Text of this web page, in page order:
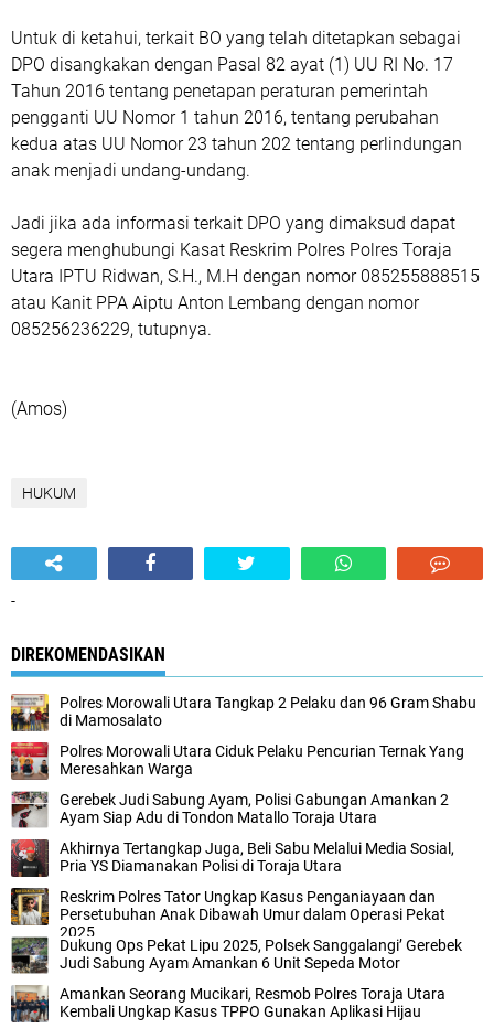
Untuk di ketahui, terkait BO yang telah ditetapkan sebagai
DPO disangkakan dengan Pasal 82 ayat (1) UU RI No. 17
Tahun 2016 tentang penetapan peraturan pemerintah
pengganti UU Nomor 1 tahun 2016, tentang perubahan
kedua atas UU Nomor 23 tahun 202 tentang perlindungan
anak menjadi undang-undang.
Jadi jika ada informasi terkait DPO yang dimaksud dapat
segera menghubungi Kasat Reskrim Polres Polres Toraja
Utara IPTU Ridwan, S.H., M.H dengan nomor 085255888515
atau Kanit PPA Aiptu Anton Lembang dengan nomor
085256236229, tutupnya.
(Amos)
HUKUM
-
DIREKOMENDASIKAN
Polres Morowali Utara Tangkap 2 Pelaku dan 96 Gram Shabu
di Mamosalato
Polres Morowali Utara Ciduk Pelaku Pencurian Ternak Yang
Meresahkan Warga
Gerebek Judi Sabung Ayam, Polisi Gabungan Amankan 2
Ayam Siap Adu di Tondon Matallo Toraja Utara
Akhirnya Tertangkap Juga, Beli Sabu Melalui Media Sosial,
Pria YS Diamanakan Polisi di Toraja Utara
Reskrim Polres Tator Ungkap Kasus Penganiayaan dan
Persetubuhan Anak Dibawah Umur dalam Operasi Pekat
2025
Dukung Ops Pekat Lipu 2025, Polsek Sanggalangi’ Gerebek
Judi Sabung Ayam Amankan 6 Unit Sepeda Motor
Amankan Seorang Mucikari, Resmob Polres Toraja Utara
Kembali Ungkap Kasus TPPO Gunakan Aplikasi Hijau